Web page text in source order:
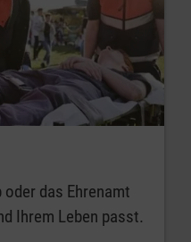
das Ehrenamt
Ihrem Leben passt.